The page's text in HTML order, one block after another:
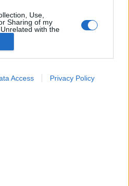
Use,
Sharing of my
with the
collected.
Access Privacy Policy